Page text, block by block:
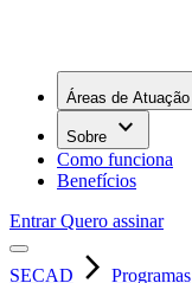
Áreas de Atuação
Sobre keyboard_arrow_down
Como funciona
Benefícios
EntrarQuero assinar
SECAD arrow_forward_ios Programas